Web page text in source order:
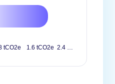
tCO2e 1.6 tCO2e 2.4 …